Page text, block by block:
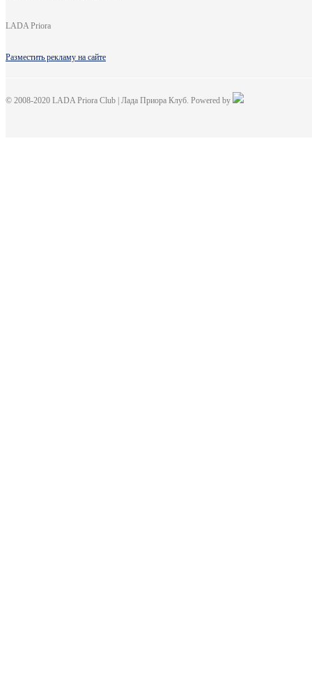
LADA Priora
Разместить рекламу на сайте
© 2008-2020 LADA Priora Club | Лада Приора Клуб. Powered by